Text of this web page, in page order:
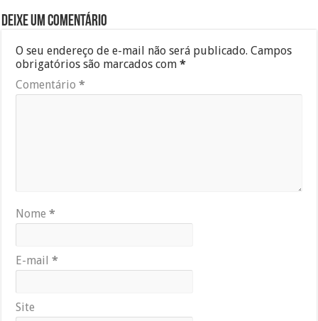
Deixe um comentário
O seu endereço de e-mail não será publicado. Campos
obrigatórios são marcados com*
Comentário*
Nome*
E-mail*
Site